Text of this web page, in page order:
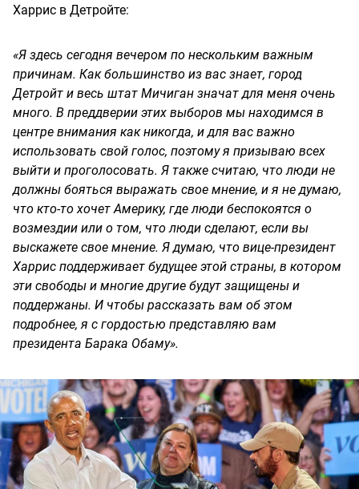
Харрис в Детройте:
«Я здесь сегодня вечером по нескольким важным
причинам. Как большинство из вас знает, город
Детройт и весь штат Мичиган значат для меня очень
много. В преддверии этих выборов мы находимся в
центре внимания как никогда, и для вас важно
использовать свой голос, поэтому я призываю всех
выйти и проголосовать. Я также считаю, что люди не
должны бояться выражать свое мнение, и я не думаю,
что кто-то хочет Америку, где люди беспокоятся о
возмездии или о том, что люди сделают, если вы
выскажете свое мнение. Я думаю, что вице-президент
Харрис поддерживает будущее этой страны, в котором
эти свободы и многие другие будут защищены и
поддержаны. И чтобы рассказать вам об этом
подробнее, я с гордостью представляю вам
президента Барака Обаму».